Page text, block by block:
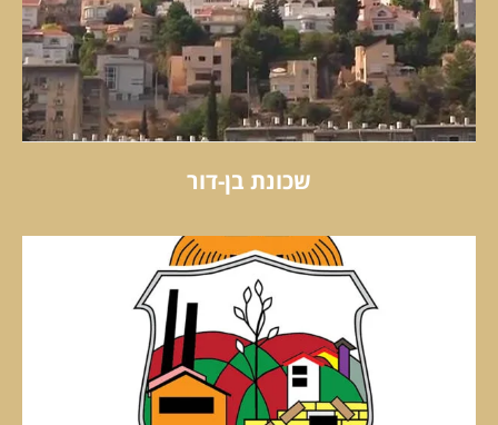
שכונת בן-דור
קראו עוד
שכונת בן-דור